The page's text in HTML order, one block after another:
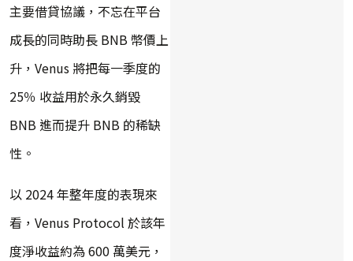
主要借貸協議，不忘在平台
成長的同時助長 BNB 幣價上
升，Venus 將把每一季度的
25％ 收益用於永久銷毀
BNB 進而提升 BNB 的稀缺
性。
以 2024 年整年度的表現來
看，Venus Protocol 於該年
度淨收益約為 600 萬美元，